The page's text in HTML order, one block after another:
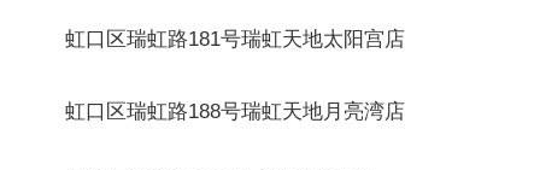
虹口区瑞虹路181号瑞虹天地太阳宫店
虹口区瑞虹路188号瑞虹天地月亮湾店